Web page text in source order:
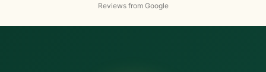
emotional history. Working with Ilana, I started
recognizing that I didn’t need food to “pause” my
Reviews from Google